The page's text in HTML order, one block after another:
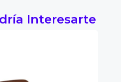
Interesarte